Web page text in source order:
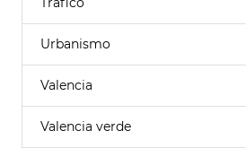
Urbanismo
Valencia
Valencia verde